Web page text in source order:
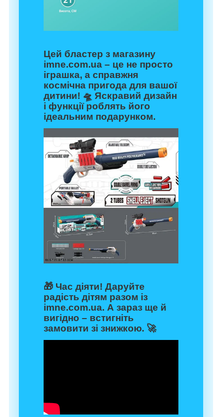
Цей бластер з магазину
imne.com.ua – це не просто
іграшка, а справжня
космічна пригода для вашої
дитини! 🛸 Яскравий дизайн
і функції роблять його
ідеальним подарунком.
🎁 Час діяти! Даруйте
радість дітям разом із
imne.com.ua. А зараз ще й
вигідно – встигніть
замовити зі знижкою. 🚀